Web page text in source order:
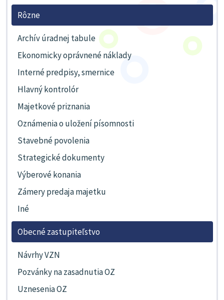
Rôzne
Archív úradnej tabule
Ekonomicky oprávnené náklady
Interné predpisy, smernice
Hlavný kontrolór
Majetkové priznania
Oznámenia o uložení písomnosti
Stavebné povolenia
Strategické dokumenty
Výberové konania
Zámery predaja majetku
Iné
Obecné zastupiteľstvo
Návrhy VZN
Pozvánky na zasadnutia OZ
Uznesenia OZ